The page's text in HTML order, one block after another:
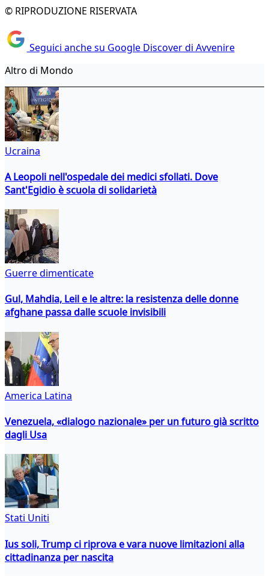
© RIPRODUZIONE RISERVATA
Seguici anche su Google Discover di Avvenire
Altro di Mondo
Ucraina
A Leopoli nell'ospedale dei medici sfollati. Dove
Sant'Egidio è scuola di solidarietà
Guerre dimenticate
Gul, Mahdia, Leil e le altre: la resistenza delle donne
afghane passa dalle scuole invisibili
America Latina
Venezuela, «dialogo nazionale» per un futuro già scritto
dagli Usa
Stati Uniti
Ius soli, Trump ci riprova e vara nuove limitazioni alla
cittadinanza per nascita